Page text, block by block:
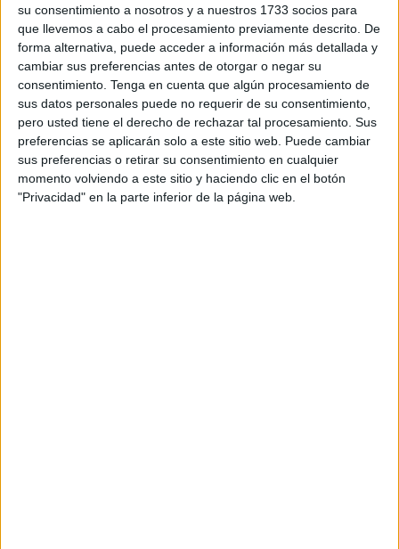
su consentimiento a nosotros y a nuestros 1733 socios para
que llevemos a cabo el procesamiento previamente descrito. De
forma alternativa, puede acceder a información más detallada y
cambiar sus preferencias antes de otorgar o negar su
consentimiento. Tenga en cuenta que algún procesamiento de
sus datos personales puede no requerir de su consentimiento,
pero usted tiene el derecho de rechazar tal procesamiento. Sus
preferencias se aplicarán solo a este sitio web. Puede cambiar
sus preferencias o retirar su consentimiento en cualquier
momento volviendo a este sitio y haciendo clic en el botón
"Privacidad" en la parte inferior de la página web.
2º Educación Primaria: